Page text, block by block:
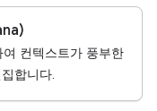
컨텍스트가 풍부한
합니다.